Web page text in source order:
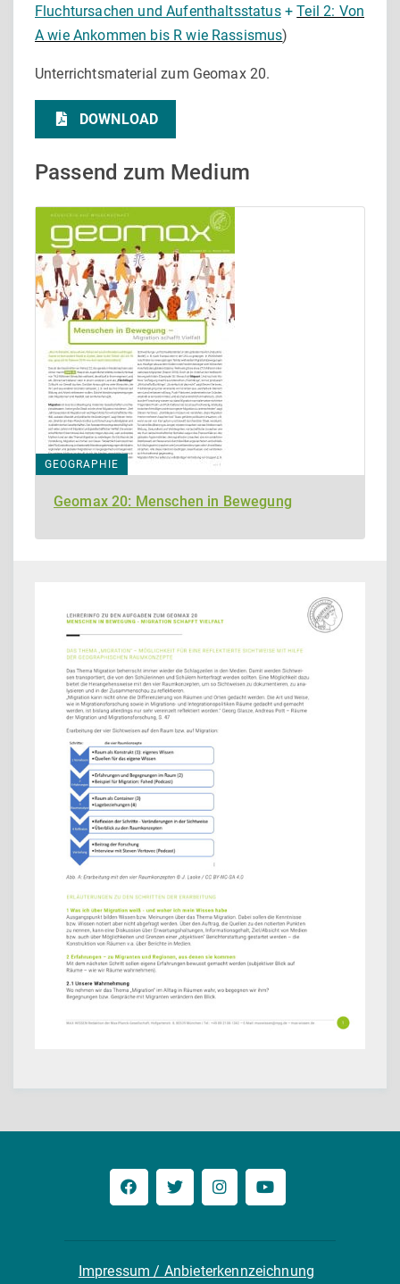
Fluchtursachen und Aufenthaltsstatus+Teil 2: Von
A wie Ankommen bis R wie Rassismus)
Unterrichtsmaterial zum Geomax 20.
DOWNLOAD
Passend zum Medium
GEOGRAPHIE
Geomax 20: Menschen in Bewegung
Impressum / Anbieterkennzeichnung